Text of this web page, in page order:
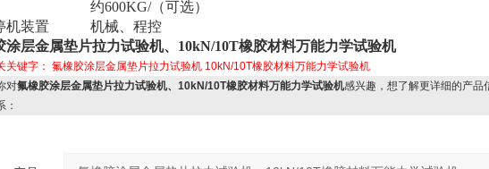
约600KG/（可选）
机装置
机械、程控
涂层金属垫片拉力试验机、10kN/10T橡胶材料万能力学试验机
关键字： 氟橡胶涂层金属垫片拉力试验机 10kN/10T橡胶材料万能力学试验机
对氟橡胶涂层金属垫片拉力试验机、10kN/10T橡胶材料万能力学试验机感兴趣，想了解更详细的产品
：